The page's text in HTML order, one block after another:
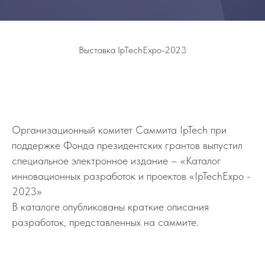
Выставка IpTechExpo-2023
Организационный комитет Саммита IpTech при
поддержке Фонда президентских грантов выпустил
специальное электронное издание – «Каталог
инновационных разработок и проектов «IpTechExpo -
2023»
В каталоге опубликованы краткие описания
разработок, представленных на саммите.